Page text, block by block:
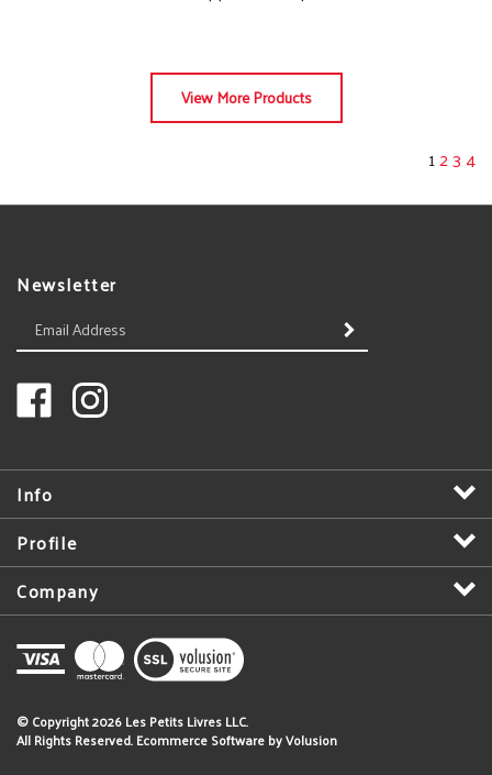
View More Products
1 2 3 4
Newsletter
your
email
Address
SUBMIT
Like
Les
LLC
on
Facebook
Follow
Les
LLC
Instagram
Info
Profile
Company
View
SSL
Certificate
© Copyright
All Rights Reserved. Ecommerce Software by Volusion